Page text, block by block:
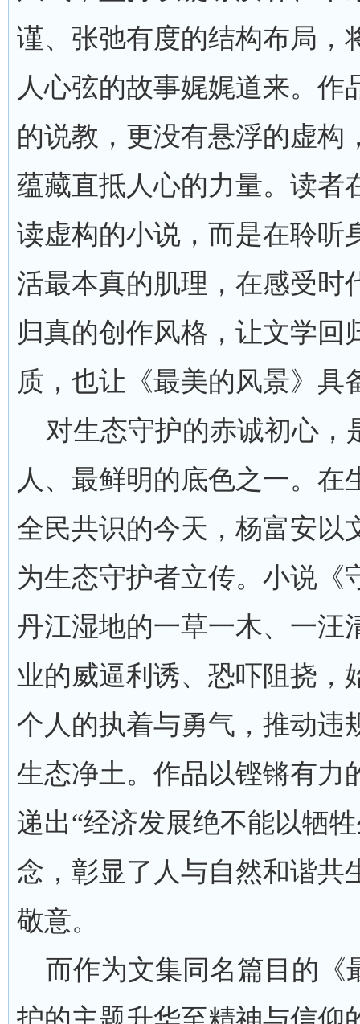
谨、张弛有度的结构布局，
人心弦的故事娓娓道来。
的说教，更没有悬浮的虚构
蕴藏直抵人心的力量。读者
读虚构的小说，而是在聆听
活最本真的肌理，在感受时
归真的创作风格，让文学回
质，也让《最美的风景》具
对生态守护的赤诚初心，
人、最鲜明的底色之一。
全民共识的今天，杨富安以
为生态守护者立传。小说《
丹江湿地的一草一木、一汪
业的威逼利诱、恐吓阻挠，
个人的执着与勇气，推动违
生态净土。作品以铿锵有力
递出“经济发展绝不能以牺
念，彰显了人与自然和谐共
敬意。
而作为文集同名篇目的《